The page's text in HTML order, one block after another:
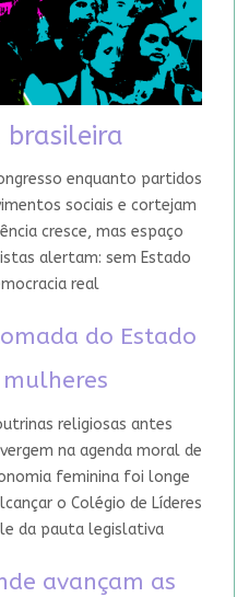
brasileira
enquanto partidos
sociais e cortejam
cresce, mas espaço
alertam: sem Estado
real
do Estado
religiosas antes
na agenda moral de
feminina foi longe
o Colégio de Líderes
da pauta legislativa
avançam as